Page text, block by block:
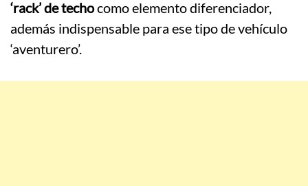
‘rack’ de techocomo elemento diferenciador,
además indispensable para ese tipo de vehículo
‘aventurero’.